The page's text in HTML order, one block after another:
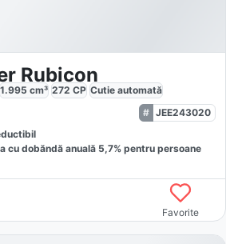
Rubicon
1.995 cm³ 272 CP Cutie automată
JEE243020
cu dobăndă anuală 5,7% pentru persoane
Favorite